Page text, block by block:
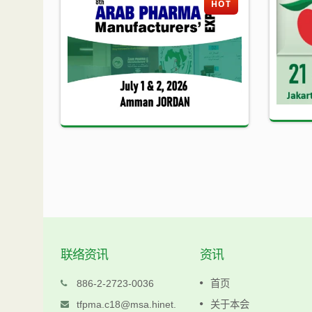
HOT
联络资讯
886-2-2723-0036
tfpma.c18@msa.hinet.
资讯
首页
关于本会
科仁
www.keljen.com.tw